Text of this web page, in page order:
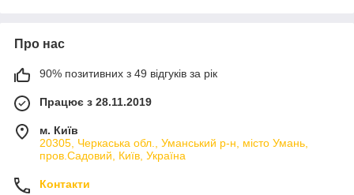
Про нас
90% позитивних з 49 відгуків за рік
Працює з 28.11.2019
м. Київ
20305, Черкаська обл., Уманський р-н, місто Умань,
пров.Садовий, Київ, Україна
Контакти